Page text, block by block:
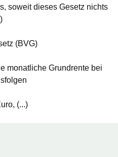
soweit dieses Gesetz nichts
(BVG)
monatliche Grundrente bei
(...)